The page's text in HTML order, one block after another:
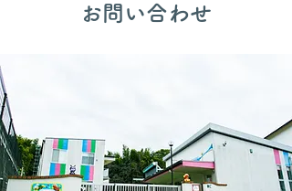
​お問い合わせ